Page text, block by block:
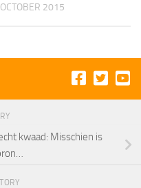
2015
kwaad: Misschien is